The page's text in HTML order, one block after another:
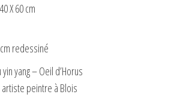
X 60 cm
redessiné
yang – Oeil d’Horus
artiste peintre à Blois